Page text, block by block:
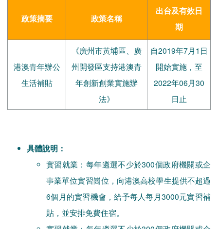
政策摘要 政策名稱
出台及有效日
期
港澳青年辦公
生活補貼
《廣州市黃埔區、廣
州開發區支持港澳青
年創新創業實施辦
法》
自2019年7月1日
開始實施，至
2022年06月30
日止
具體說明：
實習就業：每年遴選不少於300個政府機關或企
事業單位實習崗位，向港澳高校學生提供不超過
6個月的實習機會，給予每人每月3000元實習補
貼，並安排免費住宿。